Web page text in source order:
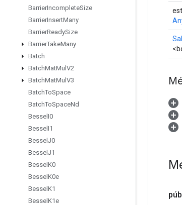
BarrierIncompleteSize
BarrierInsertMany
BarrierReadySize
BarrierTakeMany
Batch
BatchMatMul V2
BatchMatMul V3
BatchToSpace
BatchToSpaceNd
Bessel I0
Bessel I1
Bessel J0
Bessel J1
Bessel K0
Bessel K0e
Bessel K1
Bessel K1e